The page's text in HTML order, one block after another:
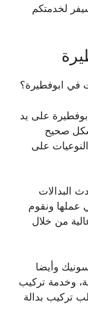
لخدمتكم
في ابوفطيرة؟
على يد
صحيح
على
البدالات
عملها ونقوم
من خلال
وأيضا
وخدمة تركيب
تركيب بدالة